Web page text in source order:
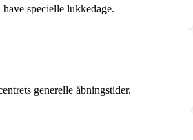
specielle lukkedage.
generelle åbningstider.